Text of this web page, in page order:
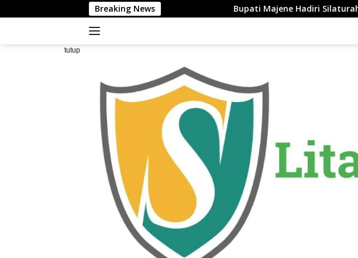
ke
Breaking NewsBupati Majene Hadiri Silaturahim dan
tutup